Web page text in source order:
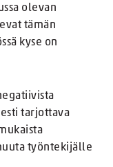
olevan
tämän
kyse on
tarjottava
työntekijälle